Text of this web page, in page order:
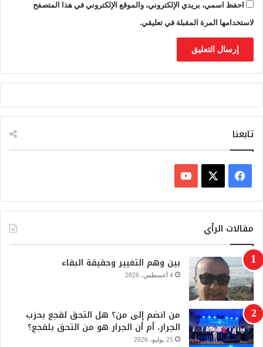
احفظ اسمي، بريدي الإلكتروني، والموقع الإلكتروني في هذا المتصفح
لاستخدامها المرة المقبلة في تعليقي.
تابعنا
ي
س
ب
و
ك
X
Y
u
T
b
e
مقالات الرأي
بين وهم التغيير وحقيقة البقاء
4 أغسطس، 2026
من انضم إلى من؟ هل التحق لقجع بحزب
الجرار، أم أن الجرار هو من التحق بلقجع؟
25 يوليو، 2026